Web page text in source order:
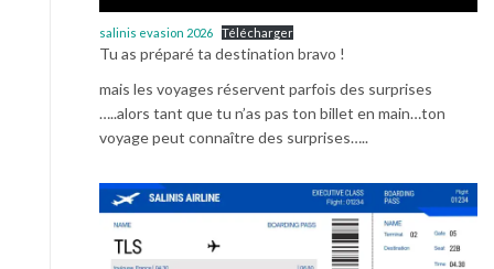
salinis evasion 2026 Télécharger
Tu as préparé ta destination bravo !
mais les voyages réservent parfois des surprises
…..alors tant que tu n’as pas ton billet en main…ton
voyage peut connaître des surprises…..